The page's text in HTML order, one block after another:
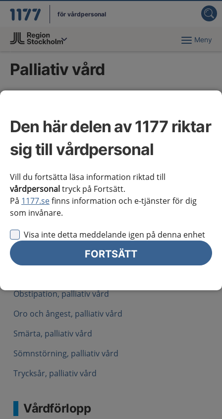
Den här delen av 1177 riktar
sig till vårdpersonal
Vill du fortsätta läsa information riktad till
vårdpersonaltryck på Fortsätt.
På 1177.sefinns information och e-tjänster för dig
som invånare.
Visa inte detta meddelande igen på denna enhet
FORTSÄTT
för vårdpersonal
Du har valt region Meny
Palliativ vård
ALS, handläggning vid andningspåverkan
Andningsbesvär, palliativ vård
Hjärtsvikt
Hyperkalcemi, palliativ vård
Illamående, palliativ vård
Konfusion, palliativ vård
Lymfödem, palliativ vård
Obstipation, palliativ vård
Oro och ångest, palliativ vård
Smärta, palliativ vård
Sömnstörning, palliativ vård
Trycksår, palliativ vård
Vårdförlopp